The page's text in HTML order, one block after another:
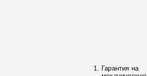
Гарантия на